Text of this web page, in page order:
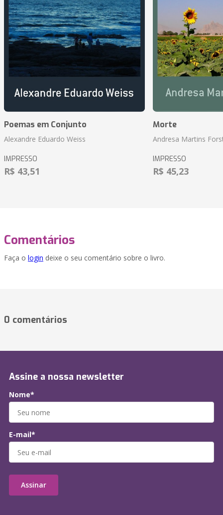
Poemas em Conjunto
Alexandre Eduardo Weiss
IMPRESSO
R$ 43,51
Morte
Andresa Martins
IMPRESSO
R$ 45,23
Comentários
Faça o login deixe o seu comentário sobre o livro.
0 comentários
Assine a nossa newsletter
Nome*
E-mail*
Assinar